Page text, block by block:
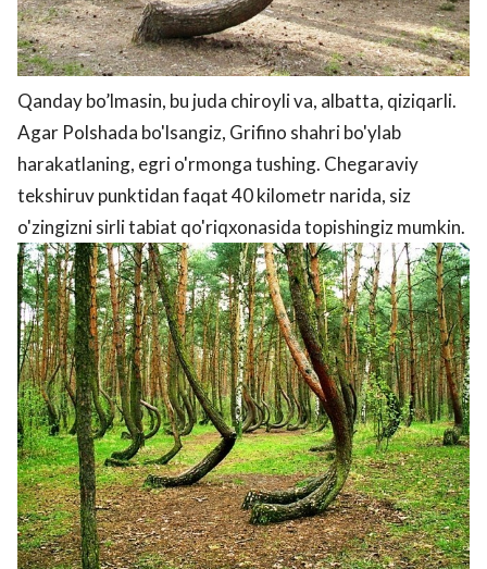
Qanday bo’lmasin, bu juda chiroyli va, albatta, qiziqarli.
Agar Polshada bo'lsangiz, Grifino shahri bo'ylab
harakatlaning, egri o'rmonga tushing. Chegaraviy
tekshiruv punktidan faqat 40 kilometr narida, siz
o'zingizni sirli tabiat qo'riqxonasida topishingiz mumkin.